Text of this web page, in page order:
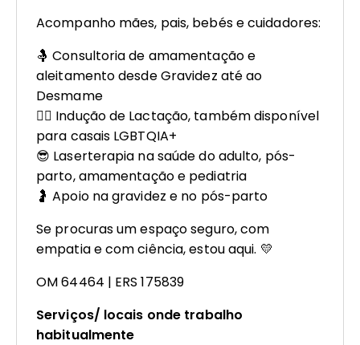
Acompanho mães, pais, bebés e cuidadores:
🤱 Consultoria de amamentação e
aleitamento desde Gravidez até ao
Desmame
🏳️‍🌈 Indução de Lactação, também disponível
para casais LGBTQIA+
😎 Laserterapia na saúde do adulto, pós-
parto, amamentação e pediatria
🤰 Apoio na gravidez e no pós-parto
Se procuras um espaço seguro, com
empatia e com ciência, estou aqui. 💛
OM 64464 | ERS 175839
Serviços/ locais onde trabalho
habitualmente